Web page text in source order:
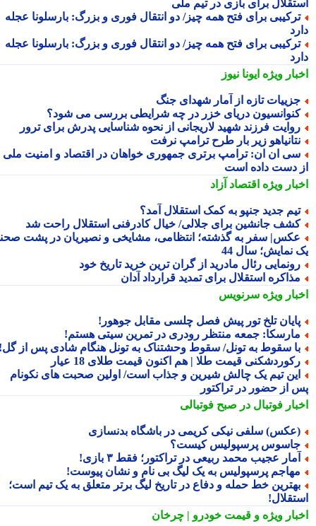
برای بازی در تیم ملی
برای فتح همه چیز/ دو انتقال فوری و بزرگ: بارسلونا عجله
برای فتح همه چیز/ دو انتقال فوری و بزرگ: بارسلونا عجله
ویژهایونا نیوز
تازه از آمار شهدای جنگ
دریای خزر در چه شرایطی بررسی می شود؟
فرزند شهید لاریجانی از نحوه شناسایی پدرش برای ترور
زیر بار طرح ترامپ نرفت
ان ان: ترامپ برتری جمهوری خواهان در اقتصاد و امنیت ملی را
دست داده است
ویژهاقتصاد آزاد
جدید جنپو به کمک استقلال آمد؟
جانشین برای جلالی/ خیال کادرفنی استقلال راحت شد
سفر به گذشته؛ انتظامی، مشایخی و نصیریان در پشت صحنه
نمایش؛ سال 44
رئال مادرید از گران ترین خرید تاریخ خود
استقلال برای تمدید قرارداد آدان
ویژهسرنویس
تلخ تور پیش فصل چلسی مقابل جوهور!
جمعه منتظر رودری در تمرین سیتی هستم!
سقوط به تونل/ سقوط وحشتناک به تونل هنگام شادی پس از گل!
قیمت طلا | هم اکنون قیمت طلای 18 عیار
تیم یک چالش شیرین و جذاب است/ اولین صحبت های نکونام
از حضور در تراکتور
فوتبال در صبح فوتبالی
سلفی نیکی کریمی در باشگاه بدنسازی
پرسپولیس کیست؟
عجیب محمد ربیعی در تراکتور؛ فقط ۳ بازی!
پرسپولیس به یک لیگ بی نام و نشان پیوست!
خط حمله و دفاع در تاریخ لیگ برتر متعلق به یک تیم است؛
ویژهو قیمت خودرو | چرخان